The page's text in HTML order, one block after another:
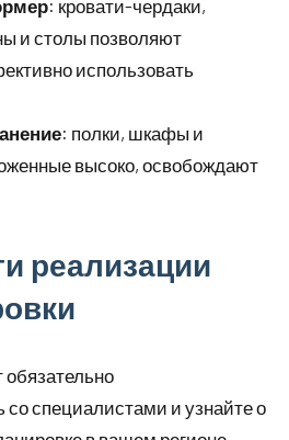
: кровати-чердаки,
и столы позволяют
использовать
: полки, шкафы и
высоко, освобождают
реализации
со специалистами и узнайте о